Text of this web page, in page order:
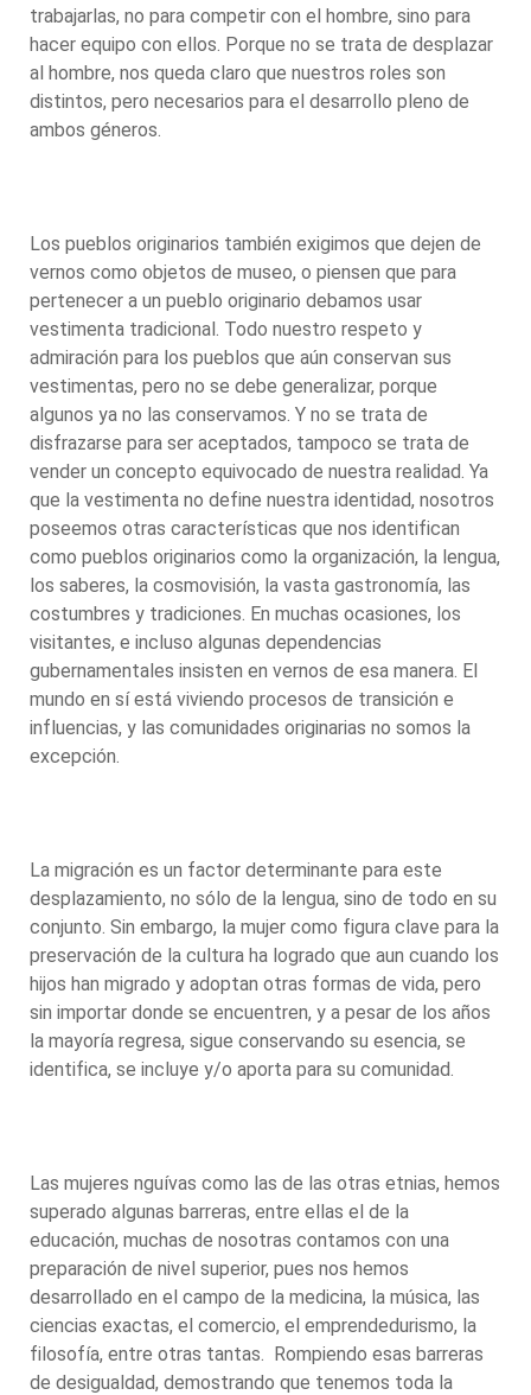
trabajarlas, no para competir con el hombre, sino para
hacer equipo con ellos. Porque no se trata de desplazar
al hombre, nos queda claro que nuestros roles son
distintos, pero necesarios para el desarrollo pleno de
ambos géneros.
Los pueblos originarios también exigimos que dejen de
vernos como objetos de museo, o piensen que para
pertenecer a un pueblo originario debamos usar
vestimenta tradicional. Todo nuestro respeto y
admiración para los pueblos que aún conservan sus
vestimentas, pero no se debe generalizar, porque
algunos ya no las conservamos. Y no se trata de
disfrazarse para ser aceptados, tampoco se trata de
vender un concepto equivocado de nuestra realidad. Ya
que la vestimenta no define nuestra identidad, nosotros
poseemos otras características que nos identifican
como pueblos originarios como la organización, la lengua,
los saberes, la cosmovisión, la vasta gastronomía, las
costumbres y tradiciones. En muchas ocasiones, los
visitantes, e incluso algunas dependencias
gubernamentales insisten en vernos de esa manera. El
mundo en sí está viviendo procesos de transición e
influencias, y las comunidades originarias no somos la
excepción.
La migración es un factor determinante para este
desplazamiento, no sólo de la lengua, sino de todo en su
conjunto. Sin embargo, la mujer como figura clave para la
preservación de la cultura ha logrado que aun cuando los
hijos han migrado y adoptan otras formas de vida, pero
sin importar donde se encuentren, y a pesar de los años
la mayoría regresa, sigue conservando su esencia, se
identifica, se incluye y/o aporta para su comunidad.
Las mujeres nguívas como las de las otras etnias, hemos
superado algunas barreras, entre ellas el de la
educación, muchas de nosotras contamos con una
preparación de nivel superior, pues nos hemos
desarrollado en el campo de la medicina, la música, las
ciencias exactas, el comercio, el emprendedurismo, la
filosofía, entre otras tantas. Rompiendo esas barreras
de desigualdad, demostrando que tenemos toda la